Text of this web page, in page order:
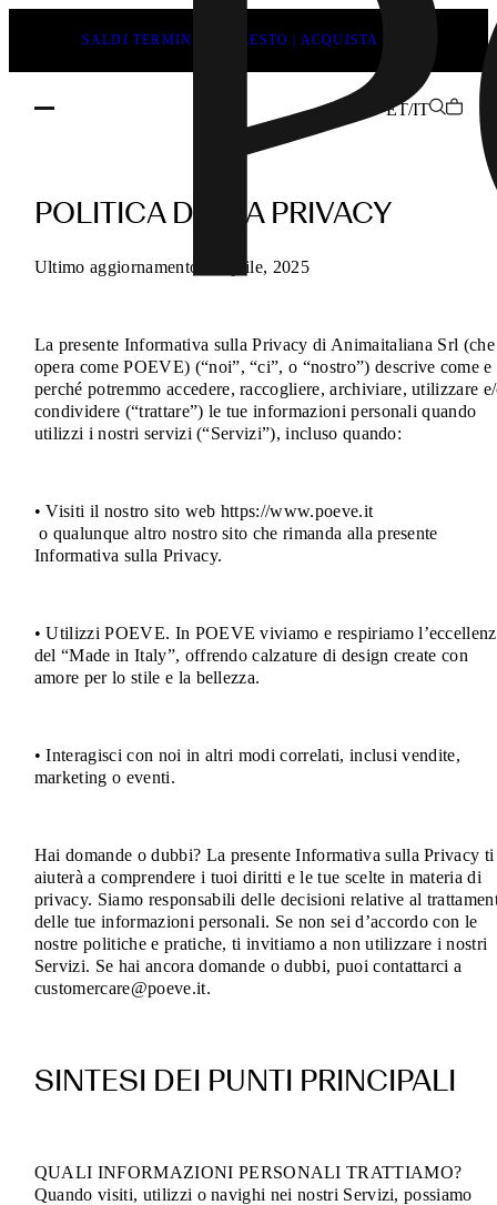
SALDI TERMINANO PRESTO | ACQUISTA ORA
ET/IT
della
POEVE
I
tuoi
dati,
i
tuoi
POLITICA DELLA PRIVACY
Ultimo aggiornamento 2 Aprile, 2025
La presente Informativa sulla Privacy di Animaitaliana Srl (che
opera come POEVE) (“noi”, “ci”, o “nostro”) descrive come e
perché potremmo accedere, raccogliere, archiviare, utilizzare
condividere (“trattare”) le tue informazioni personali quando
utilizzi i nostri servizi (“Servizi”), incluso quando:
• Visiti il nostro sito web https://www.poeve.it
o qualunque altro nostro sito che rimanda alla presente
Informativa sulla Privacy.
• Utilizzi POEVE. In POEVE viviamo e respiriamo
del “Made in Italy”, offrendo calzature di design create con
amore per lo stile e la bellezza.
• Interagisci con noi in altri modi correlati, inclusi vendite,
marketing o eventi.
Hai domande o dubbi? La presente Informativa sulla Privacy ti
aiuterà a comprendere i tuoi diritti e le tue scelte in materia di
privacy. Siamo responsabili delle decisioni relative al
delle tue informazioni personali. Se non sei d’accordo con le
nostre politiche e pratiche, ti invitiamo a non utilizzare i nostri
Servizi. Se hai ancora domande o dubbi, puoi contattarci a
customercare@poeve.it.
SINTESI DEI PUNTI PRINCIPALI
QUALI INFORMAZIONI PERSONALI TRATTIAMO?
Quando visiti, utilizzi o navighi nei nostri Servizi, possiamo